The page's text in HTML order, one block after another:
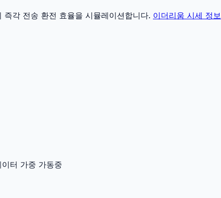
각 전송 환전 효율을 시뮬레이션합니다. 이더리움 시세 정보
터 가중 가동중